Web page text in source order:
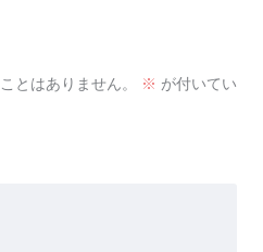
とはありません。 ※ が付いてい